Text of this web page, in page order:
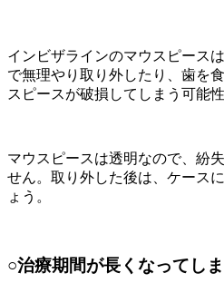
インビザラインのマウスピース
で無理やり取り外したり、歯を
スピースが破損してしまう可能
マウスピースは透明なので、紛
せん。取り外した後は、ケース
ょう。
○治療期間が長くなってし